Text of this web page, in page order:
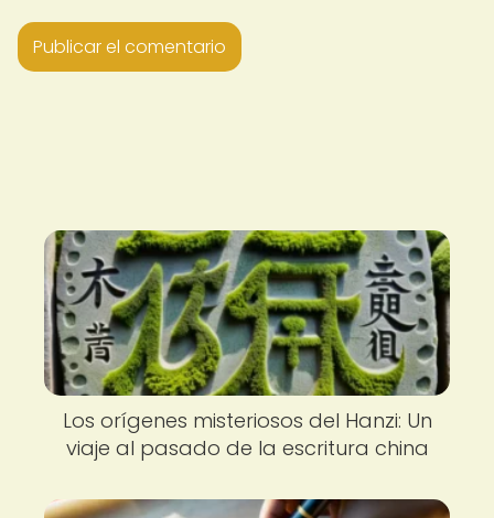
Los orígenes misteriosos del Hanzi: Un
viaje al pasado de la escritura china